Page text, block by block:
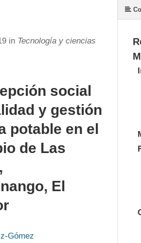
in Tecnología y ciencias
social
y gestión
potable en el
de Las
El
Gómez